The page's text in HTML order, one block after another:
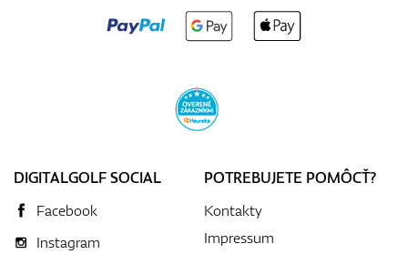
DIGITALGOLF SOCIAL
Facebook
Instagram
POTREBUJETE POMÔCŤ?
Kontakty
Impressum